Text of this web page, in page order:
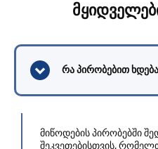
რა პირობებით
მიწოდების პირობებში
შეკვეთებისთვის,